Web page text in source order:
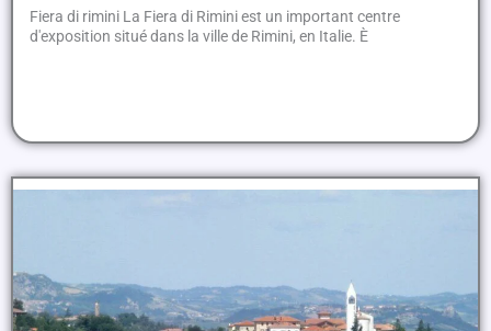
Fiera di rimini La Fiera di Rimini est un important centre
d'exposition situé dans la ville de Rimini, en Italie. È